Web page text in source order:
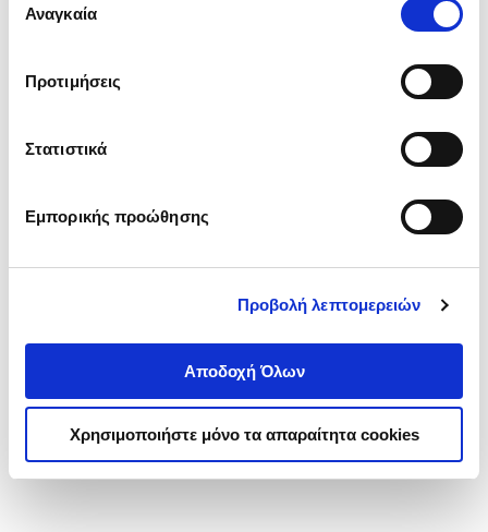
ενδιαφέρουν και να επιλέξετε από τα παρακάτω με την
΄΄και να ενημερωθείτε σχετικά με
συγκατάθεσης
Αναγκαία
Προτιμήσεις
Στατιστικά
Εμπορικής προώθησης
Προβολή λεπτομερειών
Αποδοχή Όλων
Χρησιμοποιήστε μόνο τα απαραίτητα cookies